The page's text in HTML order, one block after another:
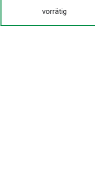
vorrätig